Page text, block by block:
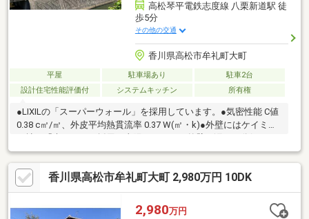
高松琴平電鉄志度線 八栗新道駅 徒
歩5分
その他の交通
香川県高松市牟礼町大町
平屋 駐車場あり
駐車2台
設計住宅性能評価付
システムキッチン 所有権
●LIXILの「スーパーウォール」を採用しています。●気密性能 C値
0.38 c㎡/㎡、外皮平均熱貫流率 0.37 W(㎡・k)●外壁にはケイミュ
す。●ことでん志度線「八栗新道」駅まで徒歩約5分、JR高徳線
「讃岐牟礼」駅まで徒歩約5分で2沿線利用可能です。●現在売主
居住中ですが、内覧可能です。
香川県高松市牟礼町大町 2,980万円 10DK
2,980万円